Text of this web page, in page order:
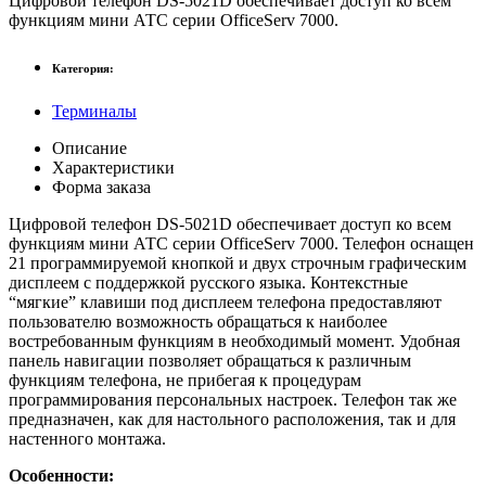
функциям мини АТС серии OfficeServ 7000.
Категория:
Терминалы
Описание
Характеристики
Форма заказа
Цифровой телефон DS-5021D обеспечивает доступ ко всем
функциям мини АТС серии OfficeServ 7000. Телефон оснащен
21 программируемой кнопкой и двух строчным графическим
дисплеем с поддержкой русского языка. Контекстные
“мягкие” клавиши под дисплеем телефона предоставляют
пользователю возможность обращаться к наиболее
востребованным функциям в необходимый момент. Удобная
панель навигации позволяет обращаться к различным
функциям телефона, не прибегая к процедурам
программирования персональных настроек. Телефон так же
предназначен, как для настольного расположения, так и для
настенного монтажа.
Особенности: